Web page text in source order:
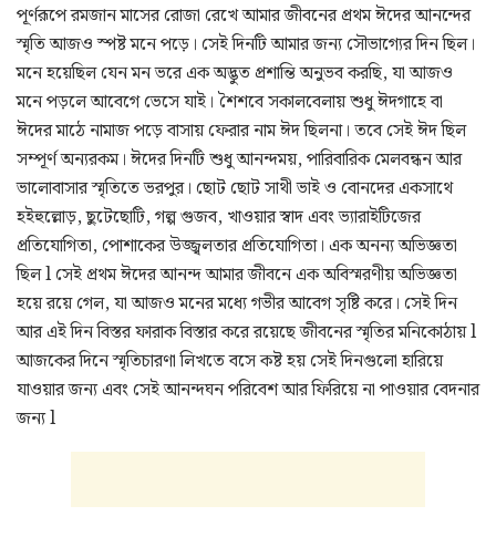
পূর্ণরূপে রমজান মাসের রোজা রেখে আমার জীবনের প্রথম ঈদের আনন্দের
স্মৃতি আজও স্পষ্ট মনে পড়ে। সেই দিনটি আমার জন্য সৌভাগ্যের দিন ছিল।
মনে হয়েছিল যেন মন ভরে এক অদ্ভুত প্রশান্তি অনুভব করছি, যা আজও
মনে পড়লে আবেগে ভেসে যাই। শৈশবে সকালবেলায় শুধু ঈদগাহে বা
ঈদের মাঠে নামাজ পড়ে বাসায় ফেরার নাম ঈদ ছিলনা। তবে সেই ঈদ ছিল
সম্পূর্ণ অন্যরকম। ঈদের দিনটি শুধু আনন্দময়, পারিবারিক মেলবন্ধন আর
ভালোবাসার স্মৃতিতে ভরপুর। ছোট ছোট সাথী ভাই ও বোনদের একসাথে
হইহুল্লোড়, ছুটেছোটি, গল্প গুজব, খাওয়ার স্বাদ এবং ভ্যারাইটিজের
প্রতিযোগিতা, পোশাকের উজ্জ্বলতার প্রতিযোগিতা। এক অনন্য অভিজ্ঞতা
ছিল l সেই প্রথম ঈদের আনন্দ আমার জীবনে এক অবিস্মরণীয় অভিজ্ঞতা
হয়ে রয়ে গেল, যা আজও মনের মধ্যে গভীর আবেগ সৃষ্টি করে। সেই দিন
আর এই দিন বিস্তর ফারাক বিস্তার করে রয়েছে জীবনের স্মৃতির মনিকোঠায় l
আজকের দিনে স্মৃতিচারণা লিখতে বসে কষ্ট হয় সেই দিনগুলো হারিয়ে
যাওয়ার জন্য এবং সেই আনন্দঘন পরিবেশ আর ফিরিয়ে না পাওয়ার বেদনার
জন্য l